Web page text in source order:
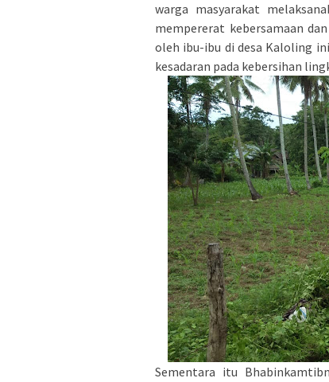
warga masyarakat
mempererat kebersamaan
oleh ibu-ibu di desa Kaloling
kesadaran pada kebersihan
Sementara itu